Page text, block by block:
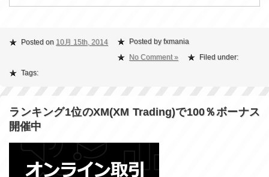
Posted on 10月 15th, 2014
Posted by fxmania
No Comment »
Filed under:
Tags:
ランキング1位のXM(XM Trading)で100％ボーナス
開催中